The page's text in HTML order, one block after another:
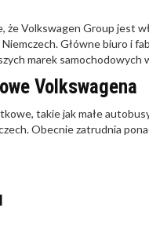
Volkswagen Group jest
Główne biuro i
marek samochodowych
Volkswagena
takie jak małe
Obecnie zatrudnia